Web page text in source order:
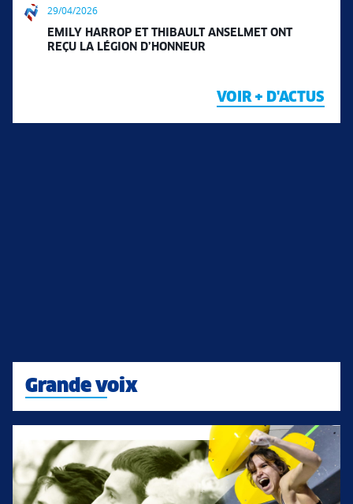
29/04/2026
EMILY HARROP ET THIBAULT ANSELMET ONT
REÇU LA LÉGION D’HONNEUR
VOIR + D'ACTUS
Grande voix